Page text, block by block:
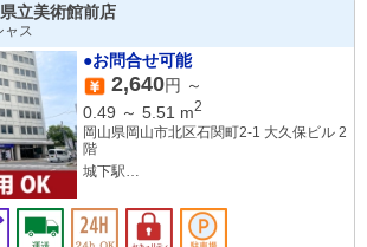
立美術館前店
ャス
●お問合せ可能
2,640円 ～
0.49 ～ 5.51 m2
岡山県岡山市北区石関町2-1 大久保ビル 2
階
城下駅